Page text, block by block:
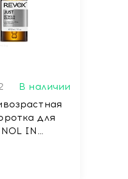
В наличии
для
IN
30мл